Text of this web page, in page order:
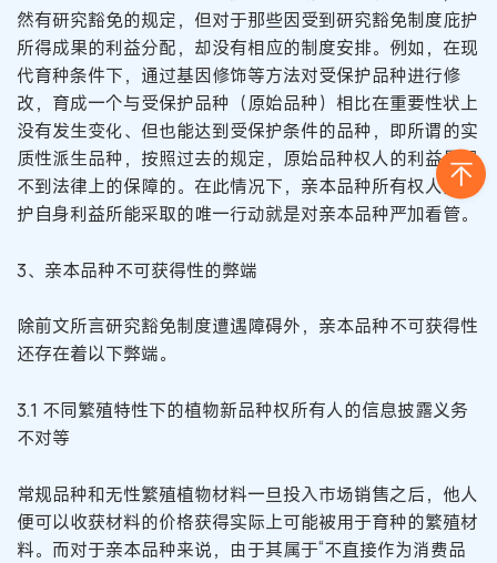
然有研究豁免的规定，但对于那些因受到研究豁免制度庇护
所得成果的利益分配，却没有相应的制度安排。例如，在现
代育种条件下，通过基因修饰等方法对受保护品种进行修
改，育成一个与受保护品种（原始品种）相比在重要性状上
没有发生变化、但也能达到受保护条件的品种，即所谓的实
质性派生品种，按照过去的规定，原始品种权人的利益是得
不到法律上的保障的。在此情况下，亲本品种所有权人为维
护自身利益所能采取的唯一行动就是对亲本品种严加看管。
3、亲本品种不可获得性的弊端
除前文所言研究豁免制度遭遇障碍外，亲本品种不可获得性
还存在着以下弊端。
3.1 不同繁殖特性下的植物新品种权所有人的信息披露义务
不对等
常规品种和无性繁殖植物材料一旦投入市场销售之后，他人
便可以收获材料的价格获得实际上可能被用于育种的繁殖材
料。而对于亲本品种来说，由于其属于“不直接作为消费品